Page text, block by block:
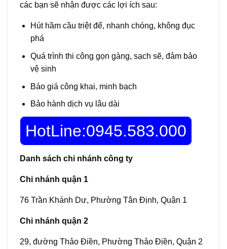
các bạn sẽ nhận được các lợi ích sau:
Hút hầm cầu triệt để, nhanh chóng, không đục
phá
Quá trình thi công gọn gàng, sạch sẽ, đảm bảo
vệ sinh
Báo giá công khai, minh bạch
Bảo hành dịch vụ lâu dài
HotLine:0945.583.000
Danh sách chi nhánh công ty
Chi nhánh quận 1
76 Trần Khánh Dư, Phường Tân Định, Quận 1
Chi nhánh quận 2
29, đường Thảo Điền, Phường Thảo Điền, Quận 2